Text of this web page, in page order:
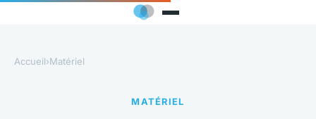
Accueil›Matériel
MATÉRIEL